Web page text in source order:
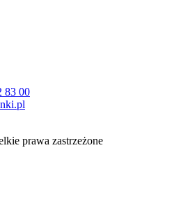
83 00
prawa zastrzeżone